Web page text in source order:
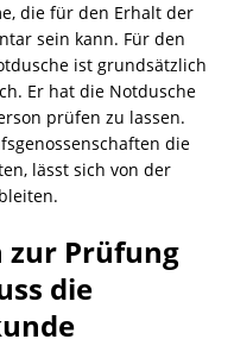
die für den Erhalt der
sein kann. Für den
ist grundsätzlich
Er hat die Notdusche
prüfen zu lassen.
die
lässt sich von der
zur Prüfung
die